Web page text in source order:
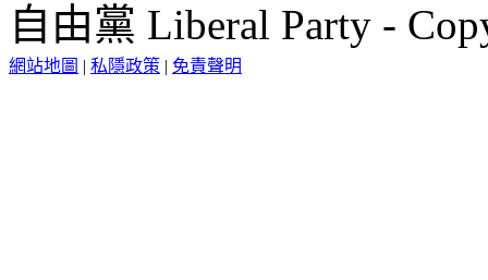
自由黨 Liberal Party -
網站地圖 | 私隱政策 | 免責聲明